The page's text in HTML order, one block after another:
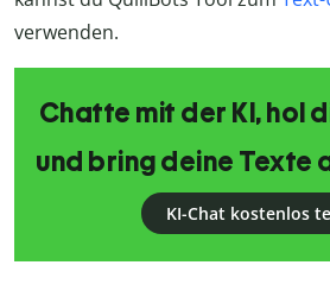
verwenden.
Chatte mit der KI, hol
und bring deine Texte
KI-Chat kostenlos